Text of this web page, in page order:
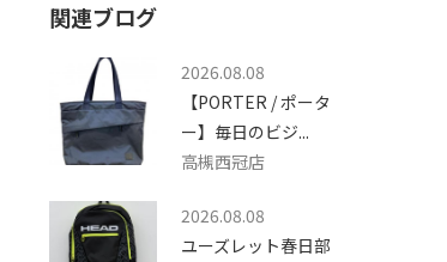
関連ブログ
2026.08.08
【PORTER / ポータ
ー】毎日のビジ...
高槻西冠店
2026.08.08
ユーズレット春日部